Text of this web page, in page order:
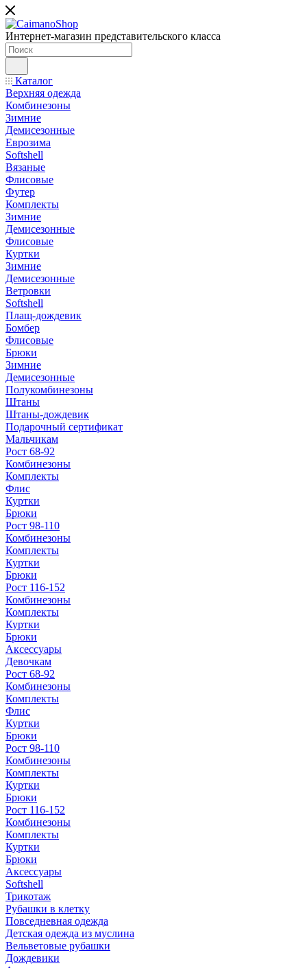
Интернет-магазин представительского класса
Каталог
Верхняя одежда
Комбинезоны
Зимние
Демисезонные
Еврозима
Softshell
Вязаные
Флисовые
Футер
Комплекты
Зимние
Демисезонные
Флисовые
Куртки
Зимние
Демисезонные
Ветровки
Softshell
Плащ-дождевик
Бомбер
Флисовые
Брюки
Зимние
Демисезонные
Полукомбинезоны
Штаны
Штаны-дождевик
Подарочный сертификат
Мальчикам
Рост 68-92
Комбинезоны
Комплекты
Флис
Куртки
Брюки
Рост 98-110
Комбинезоны
Комплекты
Куртки
Брюки
Рост 116-152
Комбинезоны
Комплекты
Куртки
Брюки
Аксессуары
Девочкам
Рост 68-92
Комбинезоны
Комплекты
Флис
Куртки
Брюки
Рост 98-110
Комбинезоны
Комплекты
Куртки
Брюки
Рост 116-152
Комбинезоны
Комплекты
Куртки
Брюки
Аксессуары
Softshell
Трикотаж
Рубашки в клетку
Повседневная одежда
Детская одежда из муслина
Вельветовые рубашки
Дождевики